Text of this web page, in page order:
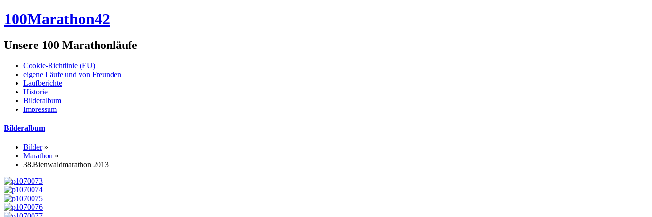
100Marathon42
Unsere 100 Marathonläufe
Cookie-Richtlinie (EU)
eigene Läufe und von Freunden
Laufberichte
Historie
Bilderalbum
Impressum
Bilderalbum
Bilder »
Marathon »
38.Bienwaldmarathon 2013